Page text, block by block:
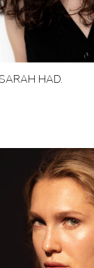
SARAH HAD.